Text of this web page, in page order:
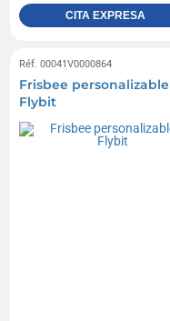
CITA EXPRESA
Réf. 00041V0000864
Frisbee personalizable
Flybit